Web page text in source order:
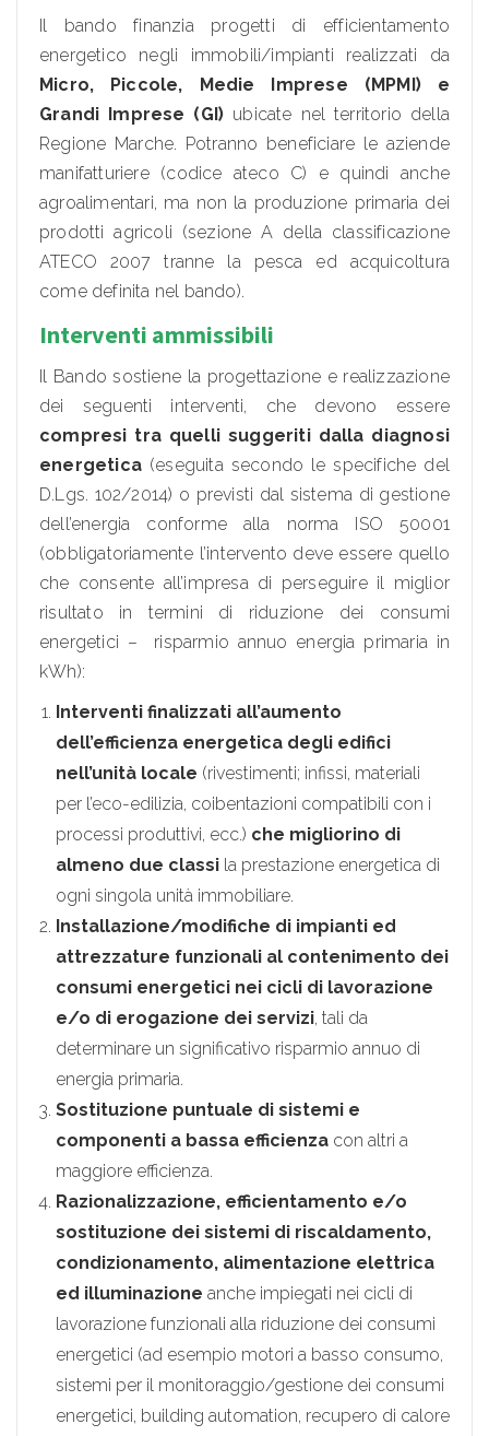
Il bando finanzia progetti di efficientamento
energetico negli immobili/impianti realizzati da
Micro, Piccole, Medie Imprese (MPMI) e
Grandi Imprese (GI) ubicate nel territorio della
Regione Marche. Potranno beneficiare le aziende
manifatturiere (codice ateco C) e quindi anche
agroalimentari, ma non la produzione primaria dei
prodotti agricoli (sezione A della classificazione
ATECO 2007 tranne la pesca ed acquicoltura
come definita nel bando).
Interventi ammissibili
Il Bando sostiene la progettazione e realizzazione
dei seguenti interventi, che devono essere
compresi tra quelli suggeriti dalla diagnosi
energetica (eseguita secondo le specifiche del
D.Lgs. 102/2014) o previsti dal sistema di gestione
dell’energia conforme alla norma ISO 50001
(obbligatoriamente l’intervento deve essere quello
che consente all’impresa di perseguire il miglior
risultato in termini di riduzione dei consumi
energetici – risparmio annuo energia primaria in
kWh):
Interventi finalizzati all’aumento
dell’efficienza energetica degli edifici
nell’unità locale (rivestimenti; infissi, materiali
per l’eco-edilizia, coibentazioni compatibili con i
processi produttivi, ecc.) che migliorino di
almeno due classi la prestazione energetica di
ogni singola unità immobiliare.
Installazione/modifiche di impianti ed
attrezzature funzionali al contenimento dei
consumi energetici nei cicli di lavorazione
e/o di erogazione dei servizi, tali da
determinare un significativo risparmio annuo di
energia primaria.
Sostituzione puntuale di sistemi e
componenti a bassa efficienza con altri a
maggiore efficienza.
Razionalizzazione, efficientamento e/o
sostituzione dei sistemi di riscaldamento,
condizionamento, alimentazione elettrica
ed illuminazione anche impiegati nei cicli di
lavorazione funzionali alla riduzione dei consumi
energetici (ad esempio motori a basso consumo,
sistemi per il monitoraggio/gestione dei consumi
energetici, building automation, recupero di calore